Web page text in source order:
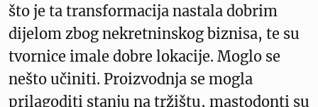
što je ta transformacija nastala dobrim
dijelom zbog nekretninskog biznisa, te su
tvornice imale dobre lokacije. Moglo se
nešto učiniti. Proizvodnja se mogla
prilagoditi stanju na tržištu, mastodonti su